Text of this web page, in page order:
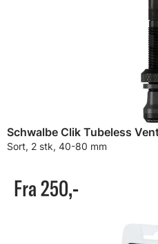
Schwalbe Clik Tubeless
Sort, 2 stk, 40-80 mm
Fra 250,-